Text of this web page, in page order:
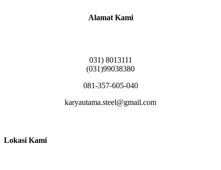
Alamat Kami
031) 8013111
(031)99038380
081-357-605-040
karyautama.steel@gmail.com
Lokasi Kami